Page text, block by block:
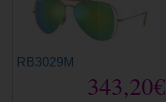
RB3029M
343,20€